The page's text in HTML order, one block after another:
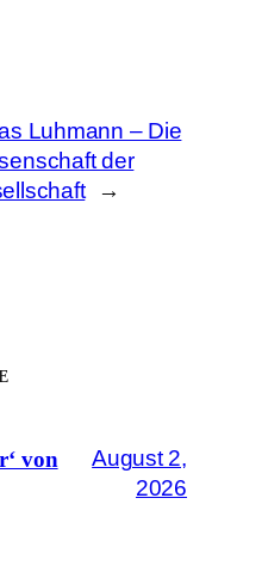
Luhmann – Die
der
→
von
August 2,
2026